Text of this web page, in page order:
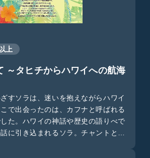
上
～タヒチからハワイへの航海
すソラは、迷いを抱えながらハワイ
で出会ったのは、カフナと呼ばれる
た。ハワイの神話や歴史の語りべで
に引き込まれるソラ。チャントとい